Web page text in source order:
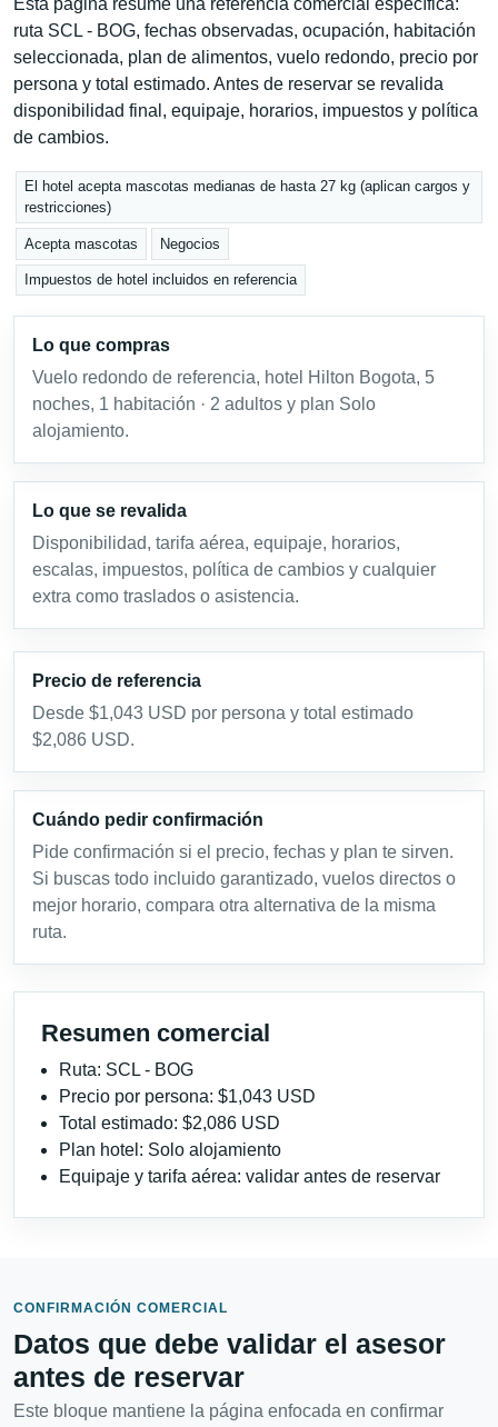
ruta SCL - BOG, fechas observadas, ocupación, habitación
seleccionada, plan de alimentos, vuelo redondo, precio por
persona y total estimado. Antes de reservar se revalida
disponibilidad final, equipaje, horarios, impuestos y política
de cambios.
El hotel acepta mascotas medianas de hasta 27 kg (aplican cargos y
restricciones)
Acepta mascotas Negocios
Impuestos de hotel incluidos en referencia
Lo que compras
Vuelo redondo de referencia, hotel Hilton Bogota, 5
noches, 1 habitación · 2 adultos y plan Solo
alojamiento.
Lo que se revalida
Disponibilidad, tarifa aérea, equipaje, horarios,
escalas, impuestos, política de cambios y cualquier
extra como traslados o asistencia.
Precio de referencia
Desde $1,043 USD por persona y total estimado
$2,086 USD.
Cuándo pedir confirmación
Pide confirmación si el precio, fechas y plan te sirven.
Si buscas todo incluido garantizado, vuelos directos o
mejor horario, compara otra alternativa de la misma
ruta.
Resumen comercial
Ruta: SCL - BOG
Precio por persona: $1,043 USD
Total estimado: $2,086 USD
Plan hotel: Solo alojamiento
Equipaje y tarifa aérea: validar antes de reservar
CONFIRMACIÓN COMERCIAL
Datos que debe validar el asesor
antes de reservar
Este bloque mantiene la página enfocada en confirmar